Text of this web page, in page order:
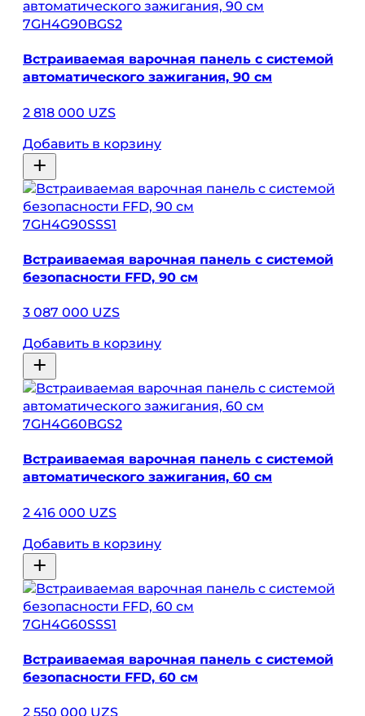
7GH4G90BGS2
Встраиваемая варочная панель с системой
автоматического зажигания, 90 см
2 818 000 UZS
Добавить в корзину
7GH4G90SSS1
Встраиваемая варочная панель с системой
безопасности FFD, 90 см
3 087 000 UZS
Добавить в корзину
7GH4G60BGS2
Встраиваемая варочная панель с системой
автоматического зажигания, 60 см
2 416 000 UZS
Добавить в корзину
7GH4G60SSS1
Встраиваемая варочная панель с системой
безопасности FFD, 60 см
2 550 000 UZS